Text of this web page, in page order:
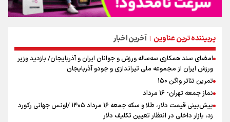
پربیننده ترین عناوین | آخرین اخبار
امضای سند همکاری سه‌ساله ورزش و جوانان ایران و آذربایجان/ بازدید وزیر
ورزش ایران از مجموعه ملی تیراندازی و جودو آذربایجان
تمرین تئاتر واگن ۱۵۰
نماز جمعه تهران- ۱۶ مرداد
پیش‌بینی قیمت دلار، طلا و سکه جمعه ۱۶ مرداد ۱۴۰۵ /اونس جهانی رکورد
زد، بازار داخلی در انتظار تعیین تکلیف دلار